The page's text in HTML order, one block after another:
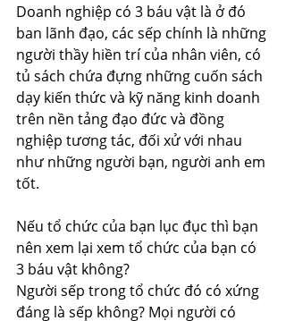
Doanh nghiệp có 3 báu vật là ở đó
ban lãnh đạo, các sếp chính là những
người thầy hiền trí của nhân viên, có
tủ sách chứa đựng những cuốn sách
dạy kiến thức và kỹ năng kinh doanh
trên nền tảng đạo đức và đồng
nghiệp tương tác, đối xử với nhau
như những người bạn, người anh em
tốt.
Nếu tổ chức của bạn lục đục thì bạn
nên xem lại xem tổ chức của bạn có
3 báu vật không?
Người sếp trong tổ chức đó có xứng
đáng là sếp không? Mọi người có